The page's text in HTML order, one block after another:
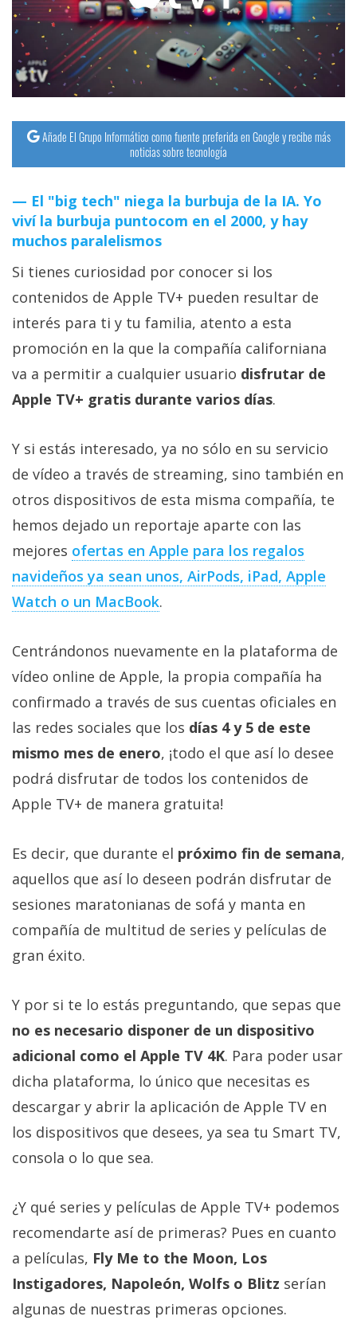
Operadores
Trucos
y
Tutoriales
Sistemas
operativos
Profesional
+
Más
temas
Foros
Contacto
/
Sobre
nosotros
/
/
Cambiar
opciones
de
privacidad
/
Legal
comunicación
digital donde
encontrarás
todas las
noticias sobre
tecnología,
móviles,
ordenadores,
apps,
videojuegos,
comparativas,
trucos y
El Grupo
Informático
(CC) 2006-
Algunos
derechos
reservados
Añade El Grupo Informático como fuente preferida en Google y recibe más
noticias sobre tecnología
El "big tech" niega la burbuja de la IA. Yo
viví la burbuja puntocom en el 2000, y hay
muchos paralelismos
Si tienes curiosidad por conocer si los
contenidos de Apple TV+ pueden resultar de
interés para ti y tu familia, atento a esta
promoción en la que la compañía californiana
va a permitir a cualquier usuario disfrutar de
Apple TV+ gratis durante varios días.
Y si estás interesado, ya no sólo en su servicio
de vídeo a través de streaming, sino también en
otros dispositivos de esta misma compañía, te
hemos dejado un reportaje aparte con las
mejores ofertas en Apple para los regalos
navideños ya sean unos, AirPods, iPad, Apple
Watch o un MacBook.
Centrándonos nuevamente en la plataforma de
vídeo online de Apple, la propia compañía ha
confirmado a través de sus cuentas oficiales en
las redes sociales que los días 4 y 5 de este
mismo mes de enero, ¡todo el que así lo desee
podrá disfrutar de todos los contenidos de
Apple TV+ de manera gratuita!
Es decir, que durante el próximo fin de semana,
aquellos que así lo deseen podrán disfrutar de
sesiones maratonianas de sofá y manta en
compañía de multitud de series y películas de
gran éxito.
Y por si te lo estás preguntando, que sepas que
no es necesario disponer de un dispositivo
adicional como el Apple TV 4K. Para poder usar
dicha plataforma, lo único que necesitas es
descargar y abrir la aplicación de Apple TV en
los dispositivos que desees, ya sea tu Smart TV,
consola o lo que sea.
¿Y qué series y películas de Apple TV+ podemos
recomendarte así de primeras? Pues en cuanto
a películas, Fly Me to the Moon, Los
Instigadores, Napoleón, Wolfs o Blitz serían
algunas de nuestras primeras opciones.